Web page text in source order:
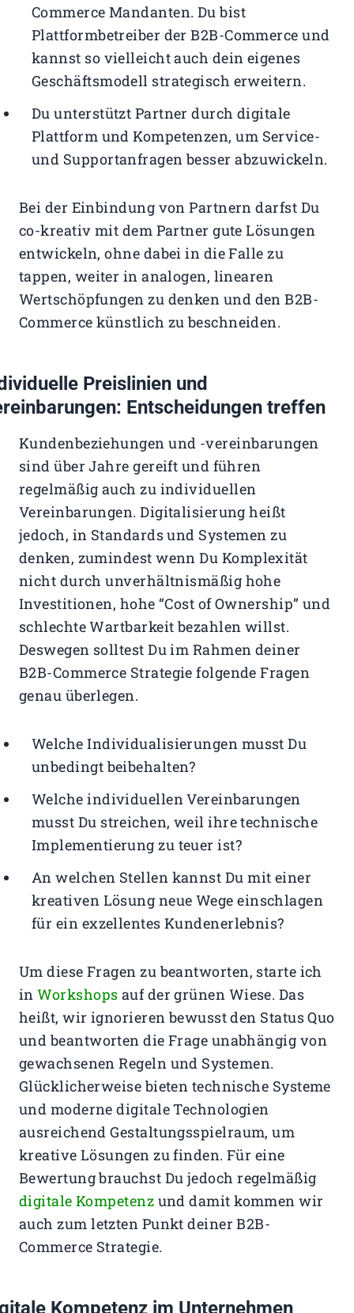
Commerce Mandanten. Du bist
Plattformbetreiber der B2B-Commerce und
kannst so vielleicht auch dein eigenes
Geschäftsmodell strategisch erweitern.
Du unterstützt Partner durch digitale
Plattform und Kompetenzen, um Service-
und Supportanfragen besser abzuwickeln.
Bei der Einbindung von Partnern darfst Du
co-kreativ mit dem Partner gute Lösungen
entwickeln, ohne dabei in die Falle zu
tappen, weiter in analogen, linearen
Wertschöpfungen zu denken und den B2B-
Commerce künstlich zu beschneiden.
Preislinien und
Entscheidungen treffen
Kundenbeziehungen und -vereinbarungen
sind über Jahre gereift und führen
regelmäßig auch zu individuellen
Vereinbarungen. Digitalisierung heißt
jedoch, in Standards und Systemen zu
denken, zumindest wenn Du Komplexität
nicht durch unverhältnismäßig hohe
Investitionen, hohe “Cost of Ownership” und
schlechte Wartbarkeit bezahlen willst.
Deswegen solltest Du im Rahmen deiner
B2B-Commerce Strategie folgende Fragen
genau überlegen.
Welche Individualisierungen musst Du
unbedingt beibehalten?
Welche individuellen Vereinbarungen
musst Du streichen, weil ihre technische
Implementierung zu teuer ist?
An welchen Stellen kannst Du mit einer
kreativen Lösung neue Wege einschlagen
für ein exzellentes Kundenerlebnis?
Um diese Fragen zu beantworten, starte ich
inWorkshops auf der grünen Wiese. Das
heißt, wir ignorieren bewusst den Status Quo
und beantworten die Frage unabhängig von
gewachsenen Regeln und Systemen.
Glücklicherweise bieten technische Systeme
und moderne digitale Technologien
ausreichend Gestaltungsspielraum, um
kreative Lösungen zu finden. Für eine
Bewertung brauchst Du jedoch regelmäßig
digitale Kompetenz und damit kommen wir
auch zum letzten Punkt deiner B2B-
Commerce Strategie.